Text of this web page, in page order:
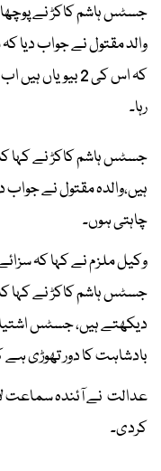
جسٹس ہاشم کاکڑ نے
کہ اس کی 2
رہا۔
جسٹس ہاشم کاکڑ نے کہا
ہیں،والدہ مقتول نے جواب
چاہتی ہوں۔
وکیل ملزم نے کہا کہ
جسٹس ہاشم کاکڑ نے کہا
دیکھتے ہیں، جسٹس
بادشاہت کا دور تھوڑی
عدالت نے آئندہ سماعت
کردی۔